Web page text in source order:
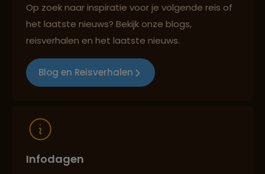
Best beoordeelde reisroutes
Op zoek naar inspiratie voor je volgende reis of
het laatste nieuws? Bekijk onze blogs,
reisverhalen en het laatste nieuws.
Blog en Reisverhalen
Infodagen